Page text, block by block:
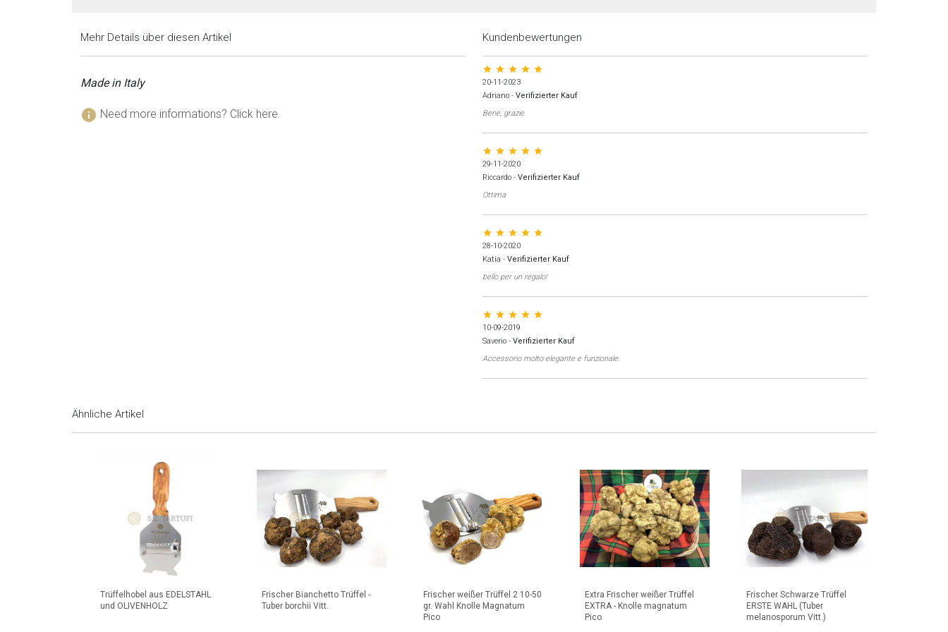
Mehr Details über diesen Artikel
Made in Italy
info Need more informations? Click here.
Kundenbewertungen
star star star star star
20-11-2023
Adriano - Verifizierter Kauf
Bene, grazie
star star star star star
29-11-2020
Riccardo - Verifizierter Kauf
Ottima
star star star star star
28-10-2020
Katia - Verifizierter Kauf
bello per un regalo!
star star star star star
10-09-2019
Saverio - Verifizierter Kauf
Accessorio molto elegante e funzionale.
Ähnliche Artikel
Trüffelhobel aus EDELSTAHL
und OLIVENHOLZ
Frischer Bianchetto Trüffel -
Tuber borchii Vitt.
Frischer weißer Trüffel 2 10-50
gr. Wahl Knolle Magnatum
Pico
Extra Frischer weißer Trüffel
EXTRA - Knolle magnatum
Pico
Frischer Schwarze Trüffel
ERSTE WAHL (Tuber
melanosporum Vitt.)